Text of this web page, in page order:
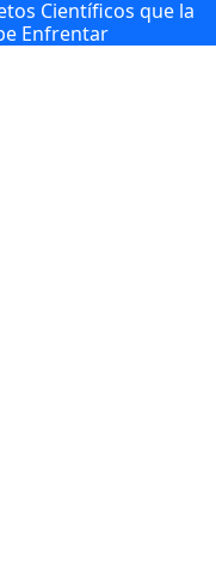
Científicos que la
Enfrentar